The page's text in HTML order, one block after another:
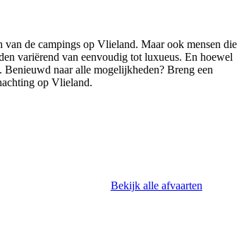
de campings op Vlieland. Maar ook mensen die
variërend van eenvoudig tot luxueus. En hoewel
naar alle mogelijkheden? Breng een
op Vlieland.
Bekijk alle afvaarten